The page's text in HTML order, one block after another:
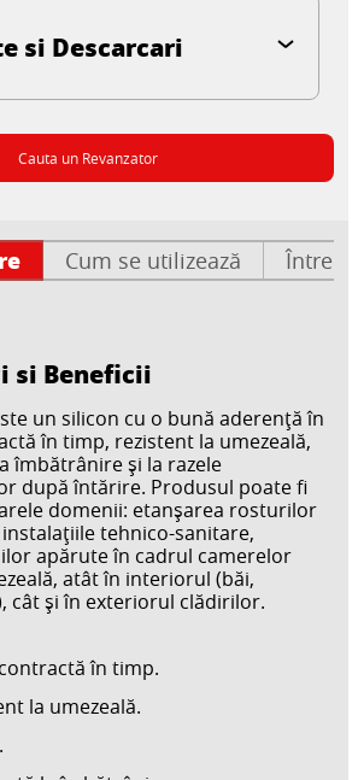
si Descarcari
Cauta un Revanzator
Cum se utilizează
si Beneficii
un silicon cu o bună aderență în
în timp, rezistent la umezeală,
îmbătrânire și la razele
după întărire. Produsul poate fi
domenii: etanșarea rosturilor
tehnico-sanitare,
apărute în cadrul camerelor
atât în interiorul (băi,
cât și în exteriorul clădirilor.
în timp.
la umezeală.